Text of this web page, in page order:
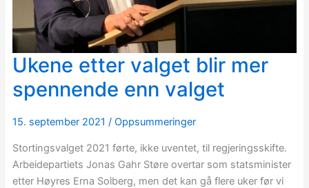
Ukene etter valget blir mer
spennende enn valget
15. september 2021 / Oppsummeringer
Stortingsvalget 2021 førte, ikke uventet, til regjeringsskifte.
Arbeidepartiets Jonas Gahr Støre overtar som statsminister
etter Høyres Erna Solberg, men det kan gå flere uker før vi
Ukene
etter
valget
mer
spennende
enn
valget